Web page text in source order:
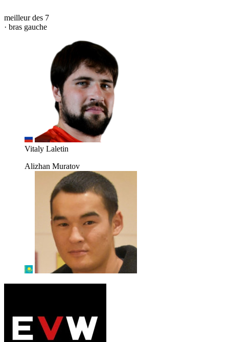
meilleur des 7
· bras gauche
Vitaly Laletin
Alizhan Muratov